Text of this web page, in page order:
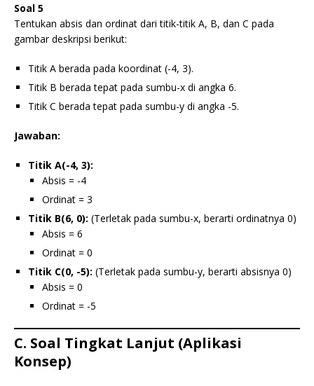
Soal 5
Tentukan absis dan ordinat dari titik-titik A, B, dan C pada
gambar deskripsi berikut:
Titik A berada pada koordinat (-4, 3).
Titik B berada tepat pada sumbu-x di angka 6.
Titik C berada tepat pada sumbu-y di angka -5.
Jawaban:
Titik A(-4, 3):
Absis = -4
Ordinat = 3
Titik B(6, 0): (Terletak pada sumbu-x, berarti ordinatnya 0)
Absis = 6
Ordinat = 0
Titik C(0, -5): (Terletak pada sumbu-y, berarti absisnya 0)
Absis = 0
Ordinat = -5
C. Soal Tingkat Lanjut (Aplikasi
Konsep)